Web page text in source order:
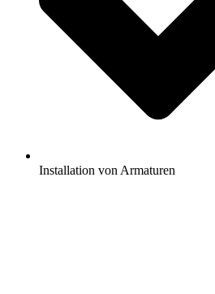
Installation von Armaturen